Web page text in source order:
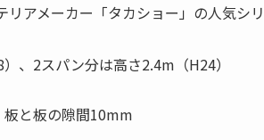
アメーカー「タカショー」の人気シリ
、2スパン分は高さ2.4m（H24）
と板の隙間10mm